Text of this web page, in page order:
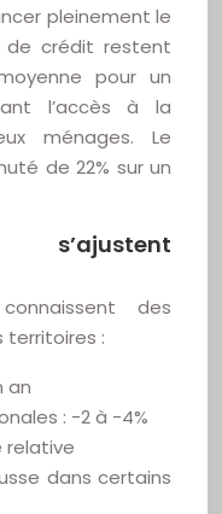
pleinement le
de crédit restent
pour un
l’accès à la
ménages. Le
de 22% sur un
des
territoires :
an
: -2 à -4%
relative
dans certains